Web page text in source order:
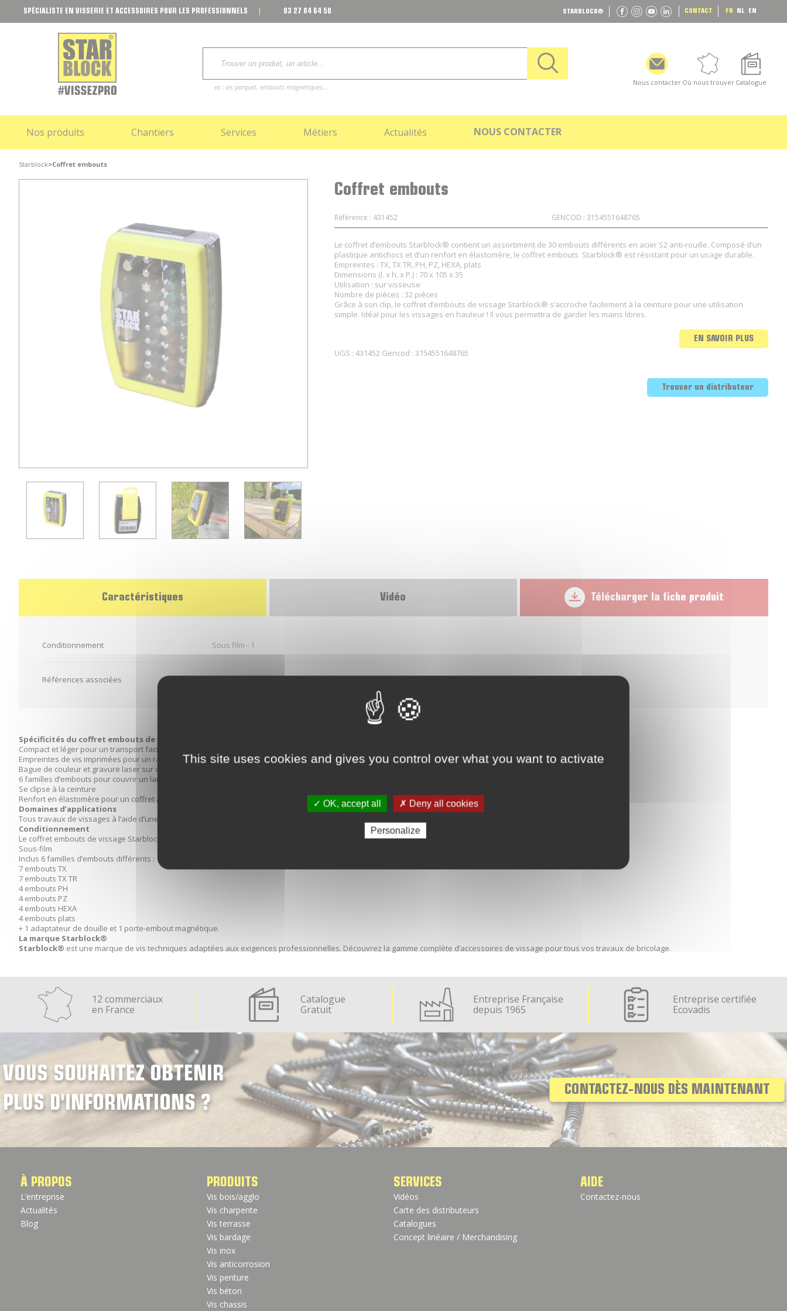
SPÉCIALISTE EN VISSERIE ET ACCESSOIRES POUR LES PROFESSIONNELS 03 27 84 64 50 STARBLOCK® CONTACT FR NL EN
ex : vis parquet, embouts magnétiques...
Nous contacter Où nous trouver Catalogue
Nos produits Chantiers Services Métiers Actualités NOUS CONTACTER
Starblock>Coffret embouts
Coffret embouts
Référence : 431452 GENCOD : 3154551648765
Le coffret d’embouts Starblock® contient un assortiment de 30 embouts différents en acier S2 anti-rouille. Composé d’un
plastique antichocs et d’un renfort en élastomère, le coffret embouts Starblock® est résistant pour un usage durable.
Empreintes : TX, TX TR, PH, PZ, HEXA, plats
Dimensions (l. x h. x P.) : 70 x 105 x 35
Utilisation : sur visseuse
Nombre de pièces : 32 pièces
Grâce à son clip, le coffret d’embouts de vissage Starblock® s’accroche facilement à la ceinture pour une utilisation
simple. Idéal pour les vissages en hauteur ! Il vous permettra de garder les mains libres.
EN SAVOIR PLUS
UGS : 431452 Gencod : 3154551648765
Trouver un distributeur
Caractéristiques Vidéo Télécharger la fiche produit
Conditionnement Sous film - 1
Références associées
Spécificités du coffret embouts de vissage Starblock®
Compact et léger pour un transport facile
Empreintes de vis imprimées pour un rangement impeccable
Bague de couleur et gravure laser sur chaque embout pour reconnaissance immédiate
6 familles d’embouts pour couvrir un large éventail des besoins de vissage
Se clipse à la ceinture
Renfort en élastomère pour un coffret anti-chocs
Domaines d’applications
Tous travaux de vissages à l’aide d’une visseuse. Il s’adapte à toutes les situations.
Conditionnement
Le coffret embouts de vissage Starblock® est proposé en conditionnement :
Sous-film
Inclus 6 familles d’embouts différents :
7 embouts TX
7 embouts TX TR
4 embouts PH
4 embouts PZ
4 embouts HEXA
4 embouts plats
+ 1 adaptateur de douille et 1 porte-embout magnétique.
La marque Starblock®
Starblock® est une marque de vis techniques adaptées aux exigences professionnelles. Découvrez la gamme complète d’accessoires de vissage pour tous vos travaux de bricolage.
12 commerciaux
en France
Catalogue
Gratuit
Entreprise Française
depuis 1965
Entreprise certifiée
Ecovadis
VOUS SOUHAITEZ OBTENIR
PLUS D'INFORMATIONS ?
CONTACTEZ-NOUS DÈS MAINTENANT
À PROPOS
L’entreprise
Actualités
Blog
PRODUITS
Vis bois/agglo
Vis charpente
Vis terrasse
Vis bardage
Vis inox
Vis anticorrosion
Vis penture
Vis béton
Vis chassis
SERVICES
Vidéos
Carte des distributeurs
Catalogues
Concept linéaire / Merchandising
AIDE
Contactez-nous
This site uses cookies and gives you control over what you want to activate
✓ OK, accept all ✗ Deny all cookies
Personalize